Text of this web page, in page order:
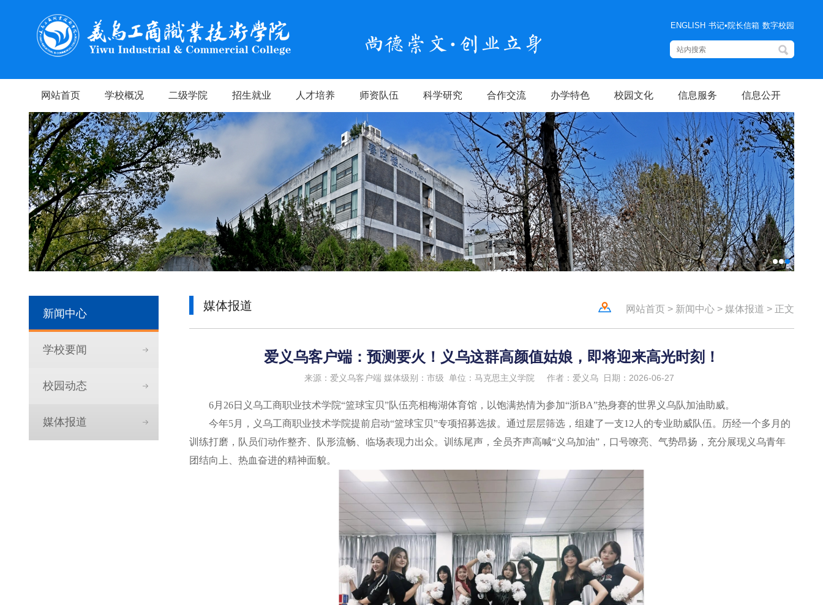
ENGLISH 书记•院长信箱 数字校园
网站首页 学校概况 二级学院 招生就业 人才培养 师资队伍 科学研究 合作交流 办学特色 校园文化 信息服务 信息公开
新闻中心
学校要闻
校园动态
媒体报道
媒体报道 网站首页 > 新闻中心 > 媒体报道 > 正文
爱义乌客户端：预测要火！义乌这群高颜值姑娘，即将迎来高光时刻！
来源：爱义乌客户端 媒体级别：市级 单位：马克思主义学院 作者：爱义乌 日期：2026-06-27
6月26日义乌工商职业技术学院“篮球宝贝”队伍亮相梅湖体育馆，以饱满热情为参加“浙BA”热身赛的世界义乌队加油助威。
今年5月，义乌工商职业技术学院提前启动“篮球宝贝”专项招募选拔。通过层层筛选，组建了一支12人的专业助威队伍。历经一个多月的
训练打磨，队员们动作整齐、队形流畅、临场表现力出众。训练尾声，全员齐声高喊“义乌加油”，口号嘹亮、气势昂扬，充分展现义乌青年
团结向上、热血奋进的精神面貌。